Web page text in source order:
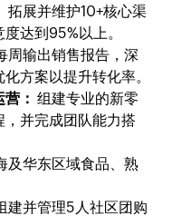
拓展并维护10+核心渠
达到95%以上。
周输出销售报告，深
方案以提升转化率。
： 组建专业的新零
并完成团队能力搭
及华东区域食品、熟
建并管理5人社区团购